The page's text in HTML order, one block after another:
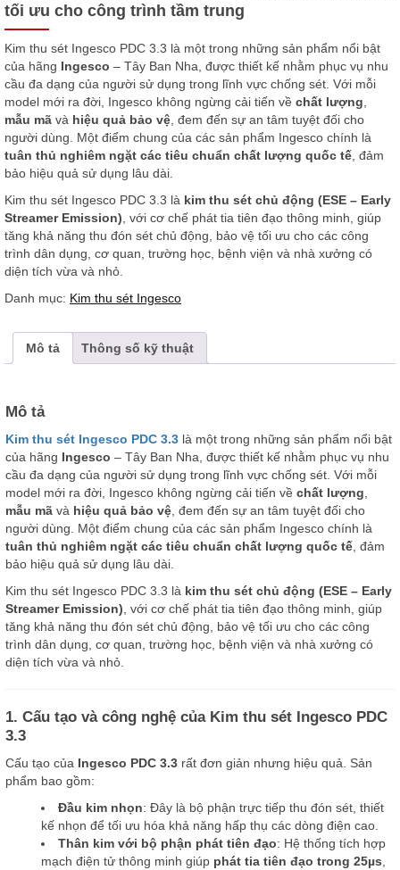
tối ưu cho công trình tầm trung
Kim thu sét Ingesco PDC 3.3 là một trong những sản phẩm nổi bật
của hãng Ingesco – Tây Ban Nha, được thiết kế nhằm phục vụ nhu
cầu đa dạng của người sử dụng trong lĩnh vực chống sét. Với mỗi
model mới ra đời, Ingesco không ngừng cải tiến về chất lượng
mẫu mã và hiệu quả bảo vệ , đem đến sự an tâm tuyệt đối cho
người dùng. Một điểm chung của các sản phẩm Ingesco chính là
tuân thủ nghiêm ngặt các tiêu chuẩn chất lượng quốc tế , đảm
bảo hiệu quả sử dụng lâu dài.
Kim thu sét Ingesco PDC 3.3 là kim thu sét chủ động (ESE – Early
Streamer Emission) , với cơ chế phát tia tiên đạo thông minh, giúp
tăng khả năng thu đón sét chủ động, bảo vệ tối ưu cho các công
trình dân dụng, cơ quan, trường học, bệnh viện và nhà xưởng có
diện tích vừa và nhỏ.
Danh mục: Kim thu sét Ingesco
Mô tả Thông số kỹ thuật
Mô tả
Kim thu sét Ingesco PDC 3.3 là một trong những sản phẩm nổi bật
của hãng Ingesco – Tây Ban Nha, được thiết kế nhằm phục vụ nhu
cầu đa dạng của người sử dụng trong lĩnh vực chống sét. Với mỗi
model mới ra đời, Ingesco không ngừng cải tiến về chất lượng
mẫu mã và hiệu quả bảo vệ , đem đến sự an tâm tuyệt đối cho
người dùng. Một điểm chung của các sản phẩm Ingesco chính là
tuân thủ nghiêm ngặt các tiêu chuẩn chất lượng quốc tế , đảm
bảo hiệu quả sử dụng lâu dài.
Kim thu sét Ingesco PDC 3.3 là kim thu sét chủ động (ESE – Early
Streamer Emission) , với cơ chế phát tia tiên đạo thông minh, giúp
tăng khả năng thu đón sét chủ động, bảo vệ tối ưu cho các công
trình dân dụng, cơ quan, trường học, bệnh viện và nhà xưởng có
diện tích vừa và nhỏ.
1. Cấu tạo và công nghệ của Kim thu sét Ingesco PDC
3.3
Cấu tạo của Ingesco PDC 3.3 rất đơn giản nhưng hiệu quả. Sản
phẩm bao gồm:
Đầu kim nhọn: Đây là bộ phận trực tiếp thu đón sét, thiết
kế nhọn để tối ưu hóa khả năng hấp thụ các dòng điện cao.
Thân kim với bộ phận phát tiên đạo: Hệ thống tích hợp
mạch điện tử thông minh giúp phát tia tiên đạo trong 25µs